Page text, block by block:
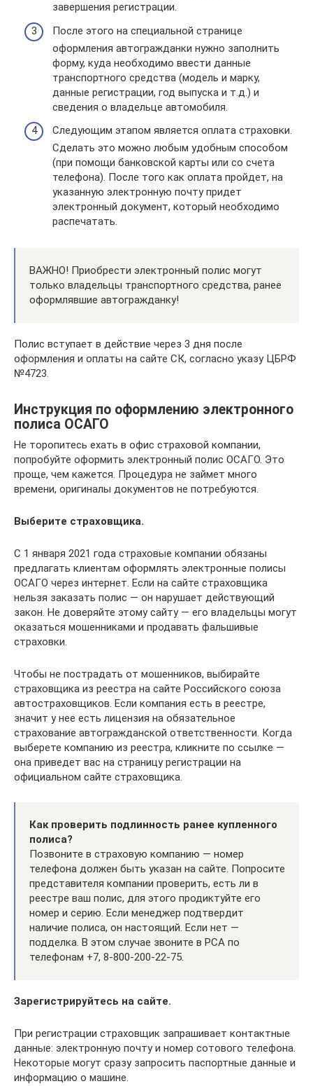
завершения регистрации.
После этого на специальной странице
оформления автогражданки нужно заполнить
форму, куда необходимо ввести данные
транспортного средства (модель и марку,
данные регистрации, год выпуска и т.д.) и
сведения о владельце автомобиля.
Следующим этапом является оплата страховки.
Сделать это можно любым удобным способом
(при помощи банковской карты или со счета
телефона). После того как оплата пройдет, на
указанную электронную почту придет
электронный документ, который необходимо
распечатать.
ВАЖНО! Приобрести электронный полис могут
только владельцы транспортного средства, ранее
оформлявшие автогражданку!
Полис вступает в действие через 3 дня после
оформления и оплаты на сайте СК, согласно указу ЦБРФ
№4723.
Инструкция по оформлению электронного
полиса ОСАГО
Не торопитесь ехать в офис страховой компании,
попробуйте оформить электронный полис ОСАГО. Это
проще, чем кажется. Процедура не займет много
времени, оригиналы документов не потребуются.
Выберите страховщика.
С 1 января 2021 года страховые компании обязаны
предлагать клиентам оформлять электронные полисы
ОСАГО через интернет. Если на сайте страховщика
нельзя заказать полис — он нарушает действующий
закон. Не доверяйте этому сайту — его владельцы могут
оказаться мошенниками и продавать фальшивые
страховки.
Чтобы не пострадать от мошенников, выбирайте
страховщика из реестра на сайте Российского союза
автостраховщиков. Если компания есть в реестре,
значит у нее есть лицензия на обязательное
страхование автогражданской ответственности. Когда
выберете компанию из реестра, кликните по ссылке —
она приведет вас на страницу регистрации на
официальном сайте страховщика.
Как проверить подлинность ранее купленного
полиса?
Позвоните в страховую компанию — номер
телефона должен быть указан на сайте. Попросите
представителя компании проверить, есть ли в
реестре ваш полис, для этого продиктуйте его
номер и серию. Если менеджер подтвердит
наличие полиса, он настоящий. Если нет —
подделка. В этом случае звоните в РСА по
телефонам +7, 8-800-200-22-75.
Зарегистрируйтесь на сайте.
При регистрации страховщик запрашивает контактные
данные: электронную почту и номер сотового телефона.
Некоторые могут сразу запросить паспортные данные и
информацию о машине.